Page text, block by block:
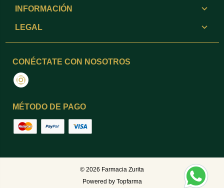
INFORMACIÓN
LEGAL
CONÉCTATE CON NOSOTROS
Instagram
MÉTODO DE PAGO
© 2026 Farmacia Zurita
Powered by Topfarma